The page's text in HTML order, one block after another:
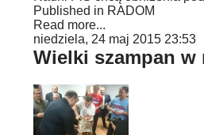
Published in RADOM
Read more...
niedziela, 24 maj 2015 23:53
Wielki szampan w